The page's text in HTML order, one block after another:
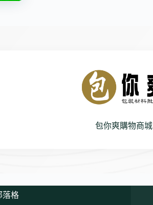
包你爽購物商城
落格